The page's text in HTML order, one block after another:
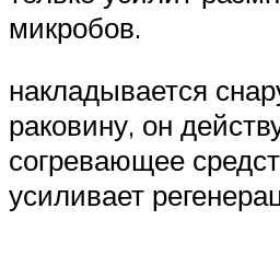
микробов.
накладывается
раковину, он
согревающее
усиливает